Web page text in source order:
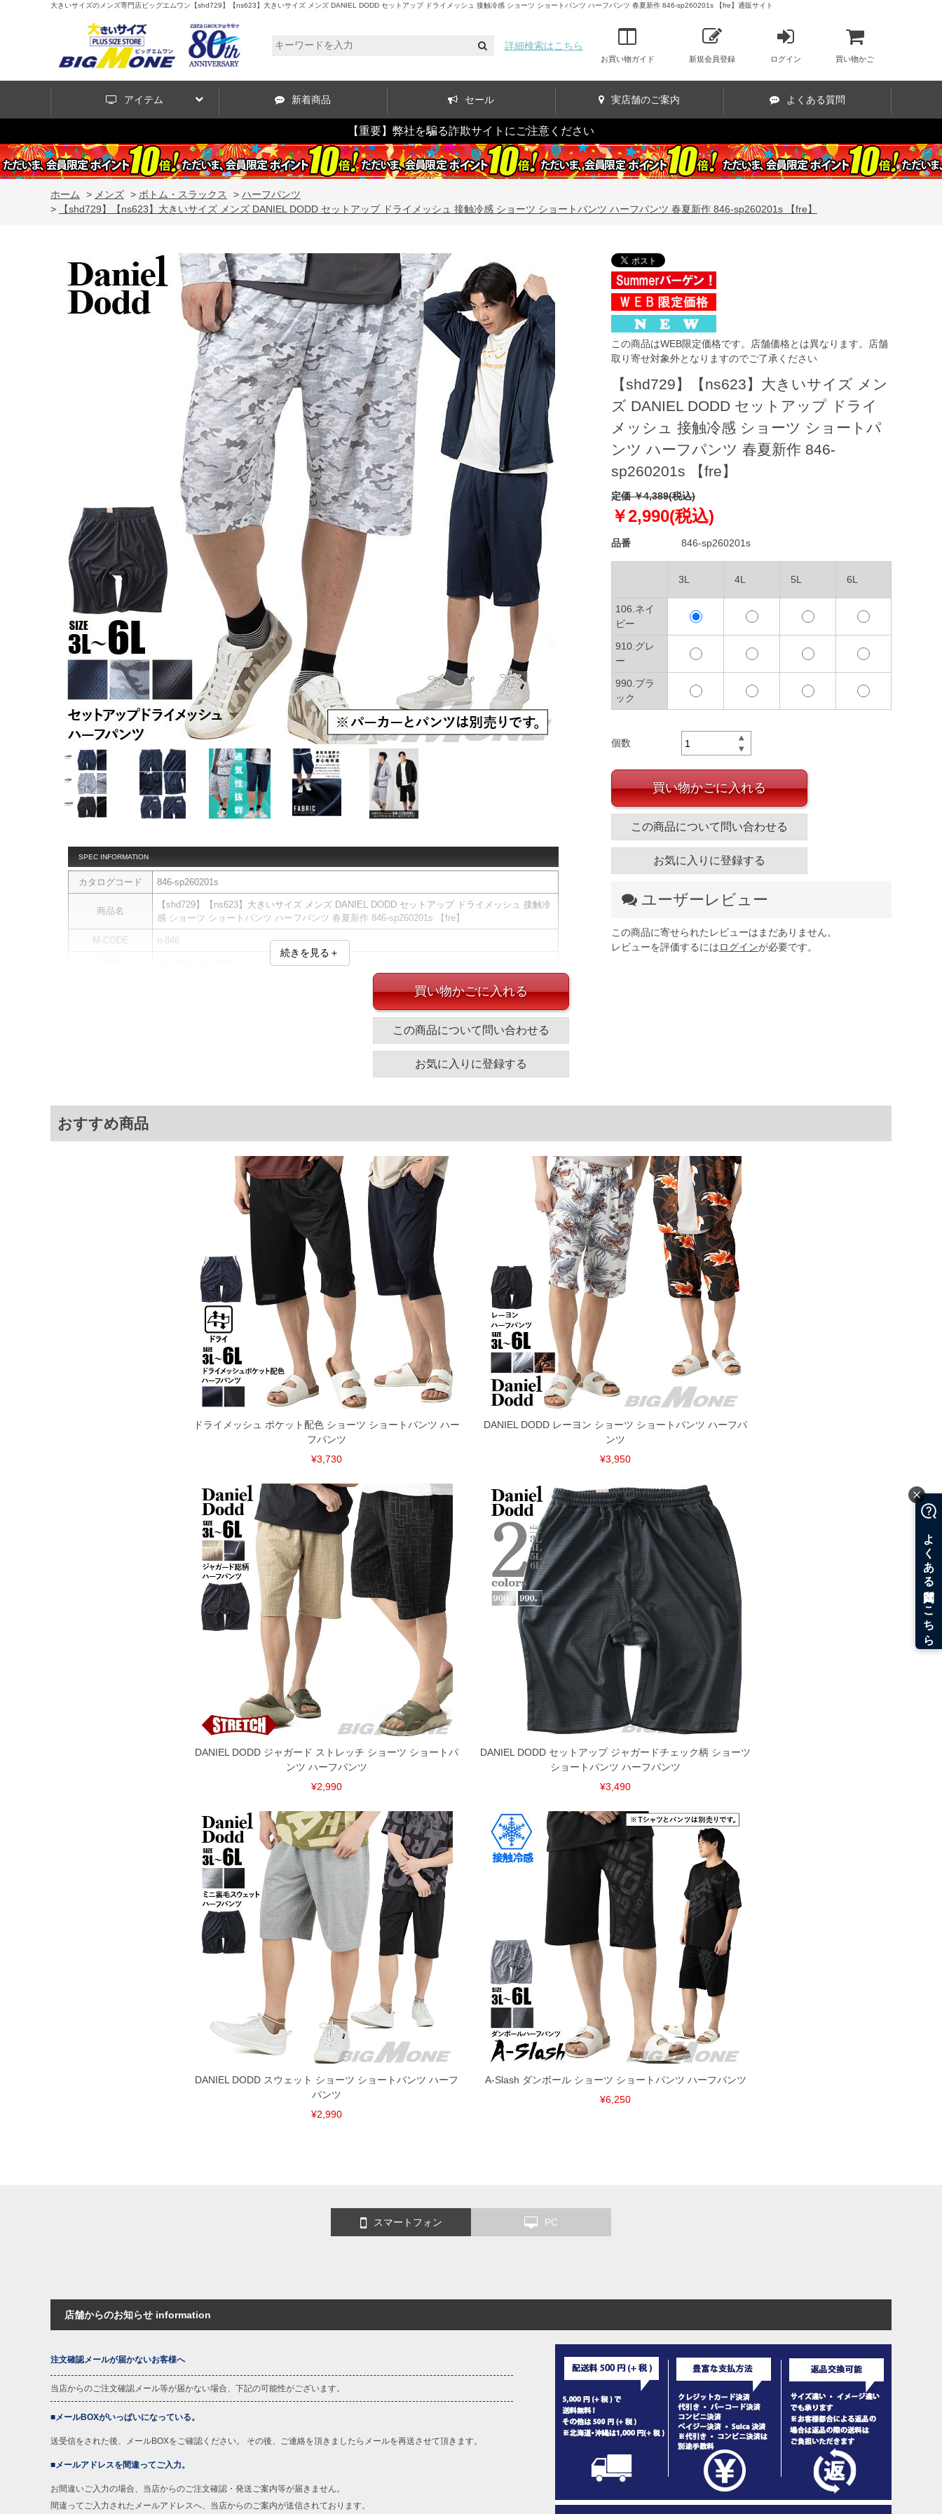
大きいサイズのメンズ専門店ビッグエムワン【shd729】【ns623】大きいサイズ メンズ DANIEL DODD セットアップ ドライメッシュ 接触冷感 ショーツ ショートパンツ ハーフパンツ 春夏新作 846-sp260201s 【fre】通販サイト
詳細検索はこちら
お買い物ガイド 新規会員登録 ログイン 買い物かご
アイテム 新着商品 セール 実店舗のご案内 よくある質問
【重要】弊社を騙る詐欺サイトにご注意ください
ホーム > メンズ > ボトム・スラックス > ハーフパンツ
>
【shd729】【ns623】大きいサイズ メンズ DANIEL DODD セットアップ ドライメッシュ 接触冷感 ショーツ ショートパンツ ハーフパンツ 春夏新作 846-sp260201s 【fre】
SPEC INFORMATION
カタログコード 846-sp260201s
商品名
【shd729】【ns623】大きいサイズ メンズ DANIEL DODD セットアップ ドライメッシュ 接触冷
感 ショーツ ショートパンツ ハーフパンツ 春夏新作 846-sp260201s 【fre】
M-CODE n-846
同素材のパーカー(846-cj2601dry)とセットでのコーディネートがオススメです。
3L 90～116 130 40 30 34.5
4L
150 46 37.5
160 49
単位はcm
※商品によって若干のサイズの誤差がございます。また、お客様がご使用の環境（コンピュータ画
面）によって、商品の色味が若干異なる場合がございます。予めご了承ください。
※上記サイズが実際の商品に付いているタグのサイズ表記と異なる場合があります。お取り扱い前に
商品付属タグの記載もご確認下さい。
※当店での掲載商品は、実店鋪と在庫を共用しておりますので店頭での売り違い、店舗からのお取り
寄せ等により、お客様にご迷惑をお掛けしてしまう場合がございます。そのようなことがない様最大
限に努めておりますが、もしあった場合速やかにご連絡させて頂きますので予めご了承ください。
※【ボトムの裾上げをご希望の場合】
裾上げ料金は500円+税となります。
備考欄に股下●cmとご記入下さい。（裾上げ無料対象商品は1本につき税込6,000円以上の品が対象。
1本5,999円以下の商品は有料（500円+税）となります。）
出荷まで約1週間～20日間程お時間を頂く場合がございます。
尚、裾上げした商品は返品・交換不可となりますので、予めご了承下さい。
一部、お直しに対応出来ない商品がございます。(例：裾にファスナーや調節ひもが付いている、極
返品交換希望の方は、商品到着後1週間以内にご連絡ください。
続きを見る＋
この商品はWEB限定価格です。店舗価格とは異なります。店舗
取り寄せ対象外となりますのでご了承ください
【shd729】【ns623】大きいサイズ メン
ズ DANIEL DODD セットアップ ドライ
メッシュ 接触冷感 ショーツ ショートパ
ンツ ハーフパンツ 春夏新作 846-
sp260201s 【fre】
定価 ￥4,389(税込)
￥2,990(税込)
品番 846-sp260201s
3L 4L 5L 6L
106.ネイ
ビー
910.グレ
ー
990.ブラ
ック
個数
買い物かごに入れる
この商品について問い合わせる
お気に入りに登録する
ユーザーレビュー
この商品に寄せられたレビューはまだありません。
レビューを評価するにはログインが必要です。
買い物かごに入れる
この商品について問い合わせる
お気に入りに登録する
おすすめ商品
ドライメッシュ ポケット配色 ショーツ ショートパンツ ハー
フパンツ
¥3,730
DANIEL DODD レーヨン ショーツ ショートパンツ ハーフパ
ンツ
¥3,950
DANIEL DODD ジャガード ストレッチ ショーツ ショートパ
ンツ ハーフパンツ
¥2,990
DANIEL DODD セットアップ ジャガードチェック柄 ショーツ
ショートパンツ ハーフパンツ
¥3,490
DANIEL DODD スウェット ショーツ ショートパンツ ハーフ
パンツ
¥2,990
A-Slash ダンボール ショーツ ショートパンツ ハーフパンツ
¥6,250
スマートフォン PC
店舗からのお知らせ information
注文確認メールが届かないお客様へ
当店からのご注文確認メール等が届かない場合、下記の可能性がございます。
■メールBOXがいっぱいになっている。
送受信をされた後、メールBOXをご確認ください。 その後、ご連絡を頂きましたらメールを再送させて頂きます。
■メールアドレスを間違ってご入力。
お間違いご入力の場合、当店からのご注文確認・発送ご案内等が届きません。
間違ってご入力されたメールアドレスへ、当店からのご案内が送信されております。